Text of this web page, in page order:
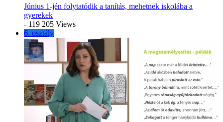
Június 1-jén folytatódik a tanítás, mehetnek iskolába a
gyerekek
- 119 205 Views
6. osztály